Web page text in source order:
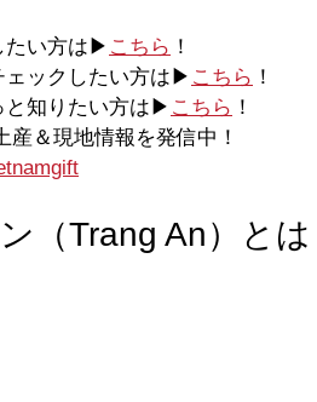
たい方は▶ こちら ！
ェックしたい方は▶ こちら ！
と知りたい方は▶ こちら ！
産＆現地情報を発信中！
（Trang An）と